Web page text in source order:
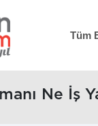
Tüm
Ne İş